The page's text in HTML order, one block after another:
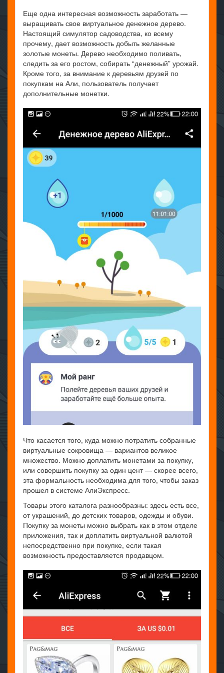
Еще одна интересная возможность заработать —
выращивать свое виртуальное денежное дерево.
Настоящий симулятор садоводства, ко всему
прочему, дает возможность добыть желанные
золотые монеты. Дерево необходимо поливать,
следить за его ростом, собирать “денежный” урожай.
Кроме того, за внимание к деревьям друзей по
покупкам на Али, пользователь получает
дополнительные монетки.
Что касается того, куда можно потратить собранные
виртуальные сокровища — вариантов великое
множество. Можно доплатить монетами за покупку,
или совершить покупку за один цент — скорее всего,
эта формальность необходима для того, чтобы заказ
прошел в системе АлиЭкспресс.
Товары этого каталога разнообразны: здесь есть все,
от украшений, до детских товаров, одежды и обуви.
Покупку за монеты можно выбрать как в этом отделе
приложения, так и доплатить виртуальной валютой
непосредственно при покупке, если такая
возможность предоставляется продавцом.